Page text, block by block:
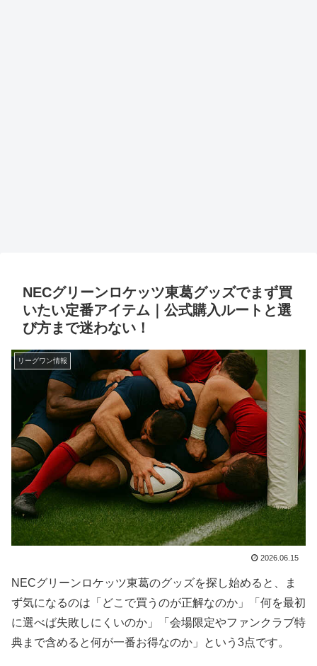
NECグリーンロケッツ東葛グッズでまず買
いたい定番アイテム｜公式購入ルートと選
び方まで迷わない！
リーグワン情報
2026.06.15
NECグリーンロケッツ東葛のグッズを探し始めると、ま
ず気になるのは「どこで買うのが正解なのか」「何を最初
に選べば失敗しにくいのか」「会場限定やファンクラブ特
典まで含めると何が一番お得なのか」という3点です。